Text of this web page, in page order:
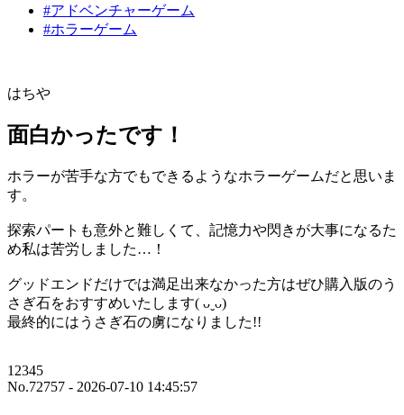
#アドベンチャーゲーム
#ホラーゲーム
はちや
面白かったです！
ホラーが苦手な方でもできるようなホラーゲームだと思いま
す。
探索パートも意外と難しくて、記憶力や閃きが大事になるた
め私は苦労しました…！
グッドエンドだけでは満足出来なかった方はぜひ購入版のう
さぎ石をおすすめいたします( ᴗˬᴗ)
最終的にはうさぎ石の虜になりました!!
12345
No.72757 - 2026-07-10 14:45:57